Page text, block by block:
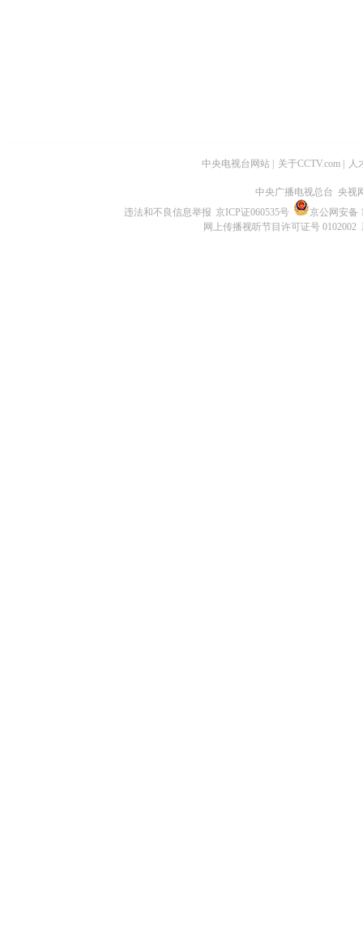
中央电视台网站 关于CCTV.com 人
中央广播电视总台 央视
违法和不良信息举报 京ICP证060535号
京公网安备
网上传播视听节目许可证号 0102002